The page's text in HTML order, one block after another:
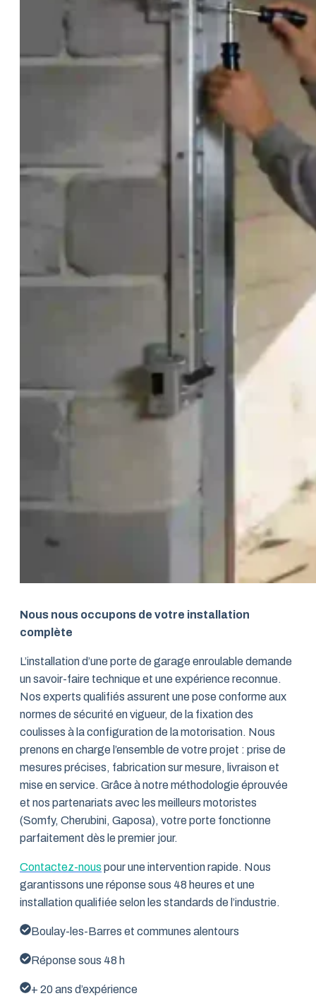
Nous nous occupons de votre installation
complète
L’installation d’une porte de garage enroulable demande
un savoir-faire technique et une expérience reconnue.
Nos experts qualifiés assurent une pose conforme aux
normes de sécurité en vigueur, de la fixation des
coulisses à la configuration de la motorisation. Nous
prenons en charge l’ensemble de votre projet : prise de
mesures précises, fabrication sur mesure, livraison et
mise en service. Grâce à notre méthodologie éprouvée
et nos partenariats avec les meilleurs motoristes
(Somfy, Cherubini, Gaposa), votre porte fonctionne
parfaitement dès le premier jour.
Contactez-nous pour une intervention rapide. Nous
garantissons une réponse sous 48 heures et une
installation qualifiée selon les standards de l’industrie.
Boulay-les-Barres et communes alentours
Réponse sous 48 h
+ 20 ans d’expérience